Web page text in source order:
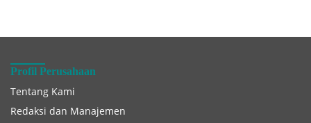
Profil Perusahaan
Tentang Kami
Redaksi dan Manajemen